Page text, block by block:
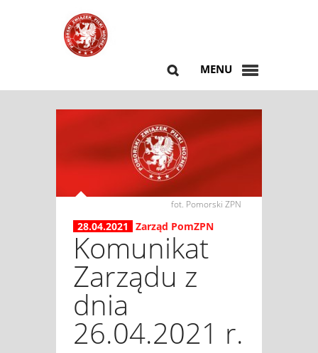
MENU
fot. Pomorski ZPN
28.04.2021 Zarząd PomZPN
Komunikat
Zarządu z
dnia
26.04.2021 r.